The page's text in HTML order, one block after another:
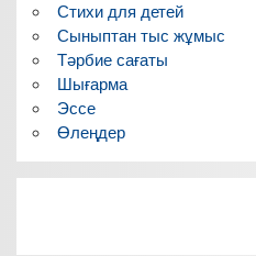
Стихи для детей
Сыныптан тыс жұмыс
Тәрбие сағаты
Шығарма
Эссе
Өлеңдер